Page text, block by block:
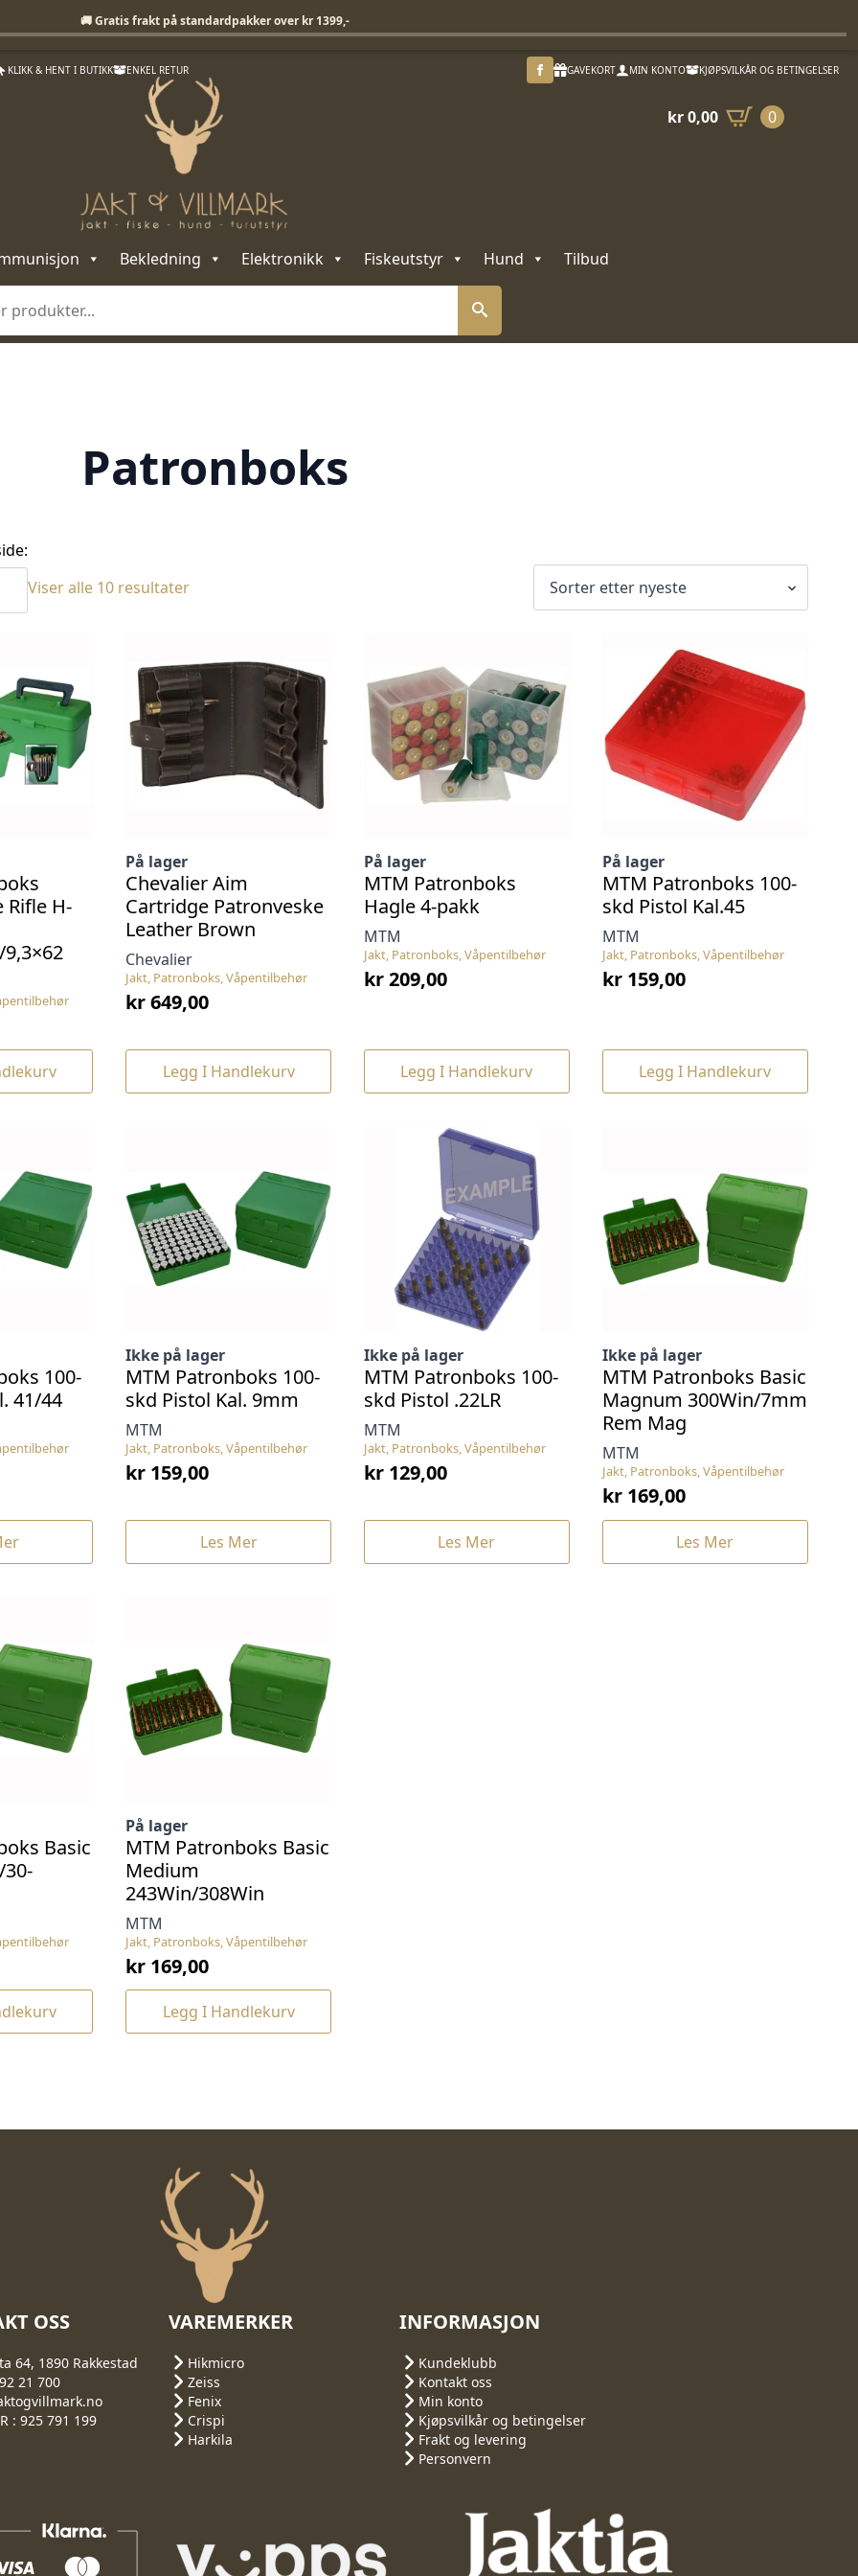
KLIKK & HENT I BUTIKK ENKEL RETUR GAVEKORT MIN KONTO KJØPSVILKÅR OG BETINGELSER
kr0,00 0
Bekledning Elektronikk Fiskeutstyr Hund Tilbud
Patronboks
Viser alle 10 resultaterSortert
Rifle H-
Jakt, Patronboks, Våpentilbehør
Chevalier
På lager
Chevalier Aim
Cartridge Patronveske
Leather Brown
kr649,00
Legg I Handlekurv
Jakt, Patronboks, Våpentilbehør
MTM
På lager
MTM Patronboks
Hagle 4-pakk
kr209,00
Legg I Handlekurv
Jakt, Patronboks, Våpentilbehør
MTM
På lager
MTM Patronboks 100-
skd Pistol Kal.45
kr159,00
Legg I Handlekurv
100-
41/44
Jakt, Patronboks, Våpentilbehør
MTM
Ikke på lager
MTM Patronboks 100-
skd Pistol Kal. 9mm
kr159,00
Les Mer
Jakt, Patronboks, Våpentilbehør
MTM
Ikke på lager
MTM Patronboks 100-
skd Pistol .22LR
kr129,00
Les Mer
Jakt, Patronboks, Våpentilbehør
MTM
Ikke på lager
MTM Patronboks Basic
Magnum 300Win/7mm
Rem Mag
kr169,00
Les Mer
Basic
30-
Jakt, Patronboks, Våpentilbehør
MTM
På lager
MTM Patronboks Basic
Medium
243Win/308Win
kr169,00
Legg I Handlekurv
OSS
64, 1890 Rakkestad
21 700
: 925 791 199
VAREMERKER
Hikmicro
Zeiss
Fenix
Crispi
Harkila
INFORMASJON
Kundeklubb
Kontakt oss
Min konto
Kjøpsvilkår og betingelser
Frakt og levering
Personvern
🚚 Gratis frakt på standardpakker over kr 1399,-